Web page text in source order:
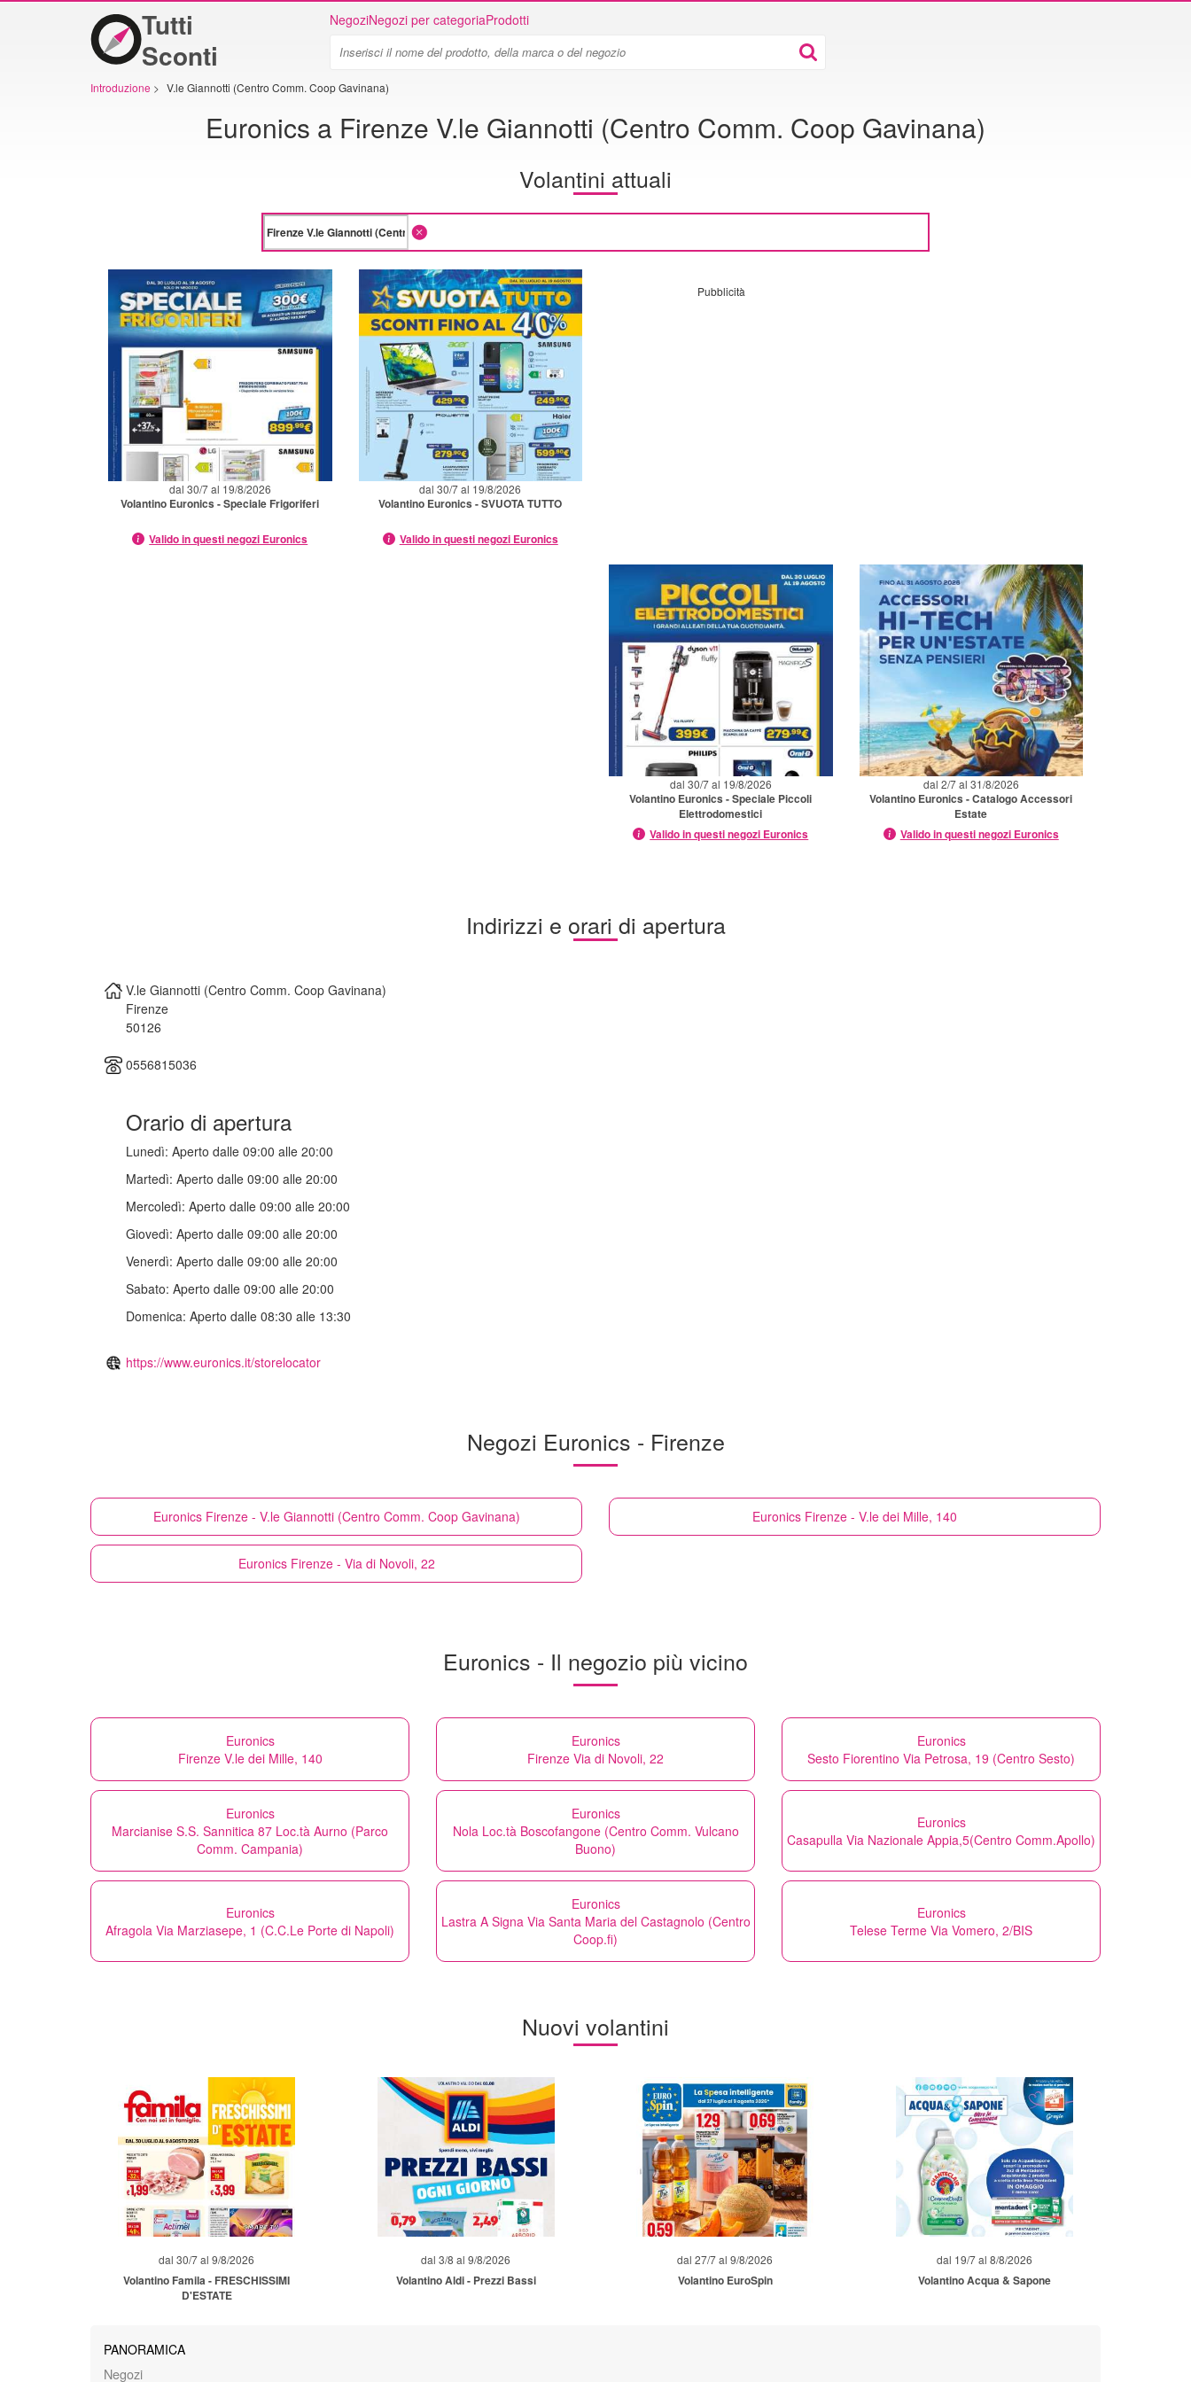
Tutti
Sconti
NegoziNegozi per categoriaProdotti
Introduzione > V.le Giannotti (Centro Comm. Coop Gavinana)
Euronics a Firenze V.le Giannotti (Centro Comm. Coop Gavinana)
Volantini attuali
dal 30/7 al 19/8/2026
Volantino Euronics - Speciale Frigoriferi
Valido in questi negozi Euronics
dal 30/7 al 19/8/2026
Volantino Euronics - SVUOTA TUTTO
Valido in questi negozi Euronics
Pubblicità
dal 30/7 al 19/8/2026
Volantino Euronics - Speciale Piccoli
Elettrodomestici
Valido in questi negozi Euronics
dal 2/7 al 31/8/2026
Volantino Euronics - Catalogo Accessori
Estate
Valido in questi negozi Euronics
Indirizzi e orari di apertura
V.le Giannotti (Centro Comm. Coop Gavinana)
Firenze
50126
0556815036
Orario di apertura
Lunedì: Aperto dalle 09:00 alle 20:00
Martedì: Aperto dalle 09:00 alle 20:00
Mercoledì: Aperto dalle 09:00 alle 20:00
Giovedì: Aperto dalle 09:00 alle 20:00
Venerdì: Aperto dalle 09:00 alle 20:00
Sabato: Aperto dalle 09:00 alle 20:00
Domenica: Aperto dalle 08:30 alle 13:30
https://www.euronics.it/storelocator
Negozi Euronics - Firenze
Euronics Firenze - V.le Giannotti (Centro Comm. Coop Gavinana) Euronics Firenze - V.le dei Mille, 140
Euronics Firenze - Via di Novoli, 22
Euronics - Il negozio più vicino
Euronics
Firenze V.le dei Mille, 140
Euronics
Firenze Via di Novoli, 22
Euronics
Sesto Fiorentino Via Petrosa, 19 (Centro Sesto)
Euronics
Marcianise S.S. Sannitica 87 Loc.tà Aurno (Parco
Comm. Campania)
Euronics
Nola Loc.tà Boscofangone (Centro Comm. Vulcano
Buono)
Euronics
Casapulla Via Nazionale Appia,5(Centro Comm.Apollo)
Euronics
Afragola Via Marziasepe, 1 (C.C.Le Porte di Napoli)
Euronics
Lastra A Signa Via Santa Maria del Castagnolo (Centro
Coop.fi)
Euronics
Telese Terme Via Vomero, 2/BIS
Nuovi volantini
dal 30/7 al 9/8/2026
Volantino Famila - FRESCHISSIMI
D'ESTATE
dal 3/8 al 9/8/2026
Volantino Aldi - Prezzi Bassi
dal 27/7 al 9/8/2026
Volantino EuroSpin
dal 19/7 al 8/8/2026
Volantino Acqua & Sapone
PANORAMICA
Negozi